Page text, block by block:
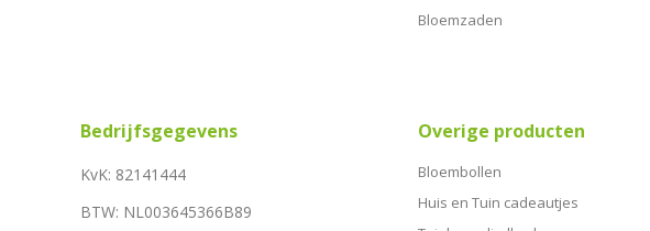
Bloemzaden
Bedrijfsgegevens
KvK: 82141444
BTW: NL003645366B89
Overige producten
Bloembollen
Huis en Tuin cadeautjes